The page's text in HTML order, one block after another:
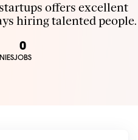
offers excellent
hiring talented people.
0
JOBS